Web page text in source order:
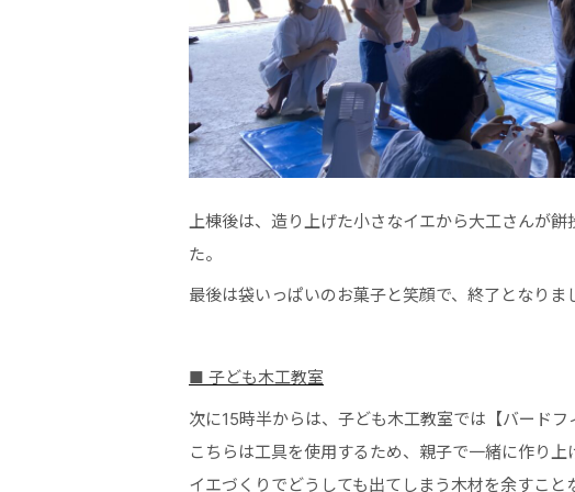
上棟後は、造り上げた小さなイエから大工さんが
た。
最後は袋いっぱいのお菓子と笑顔で、終了となりま
■ 子ども木工教室
次に15時半からは、子ども木工教室では【バードフ
こちらは工具を使用するため、親子で一緒に作り上
イエづくりでどうしても出てしまう木材を余すこと